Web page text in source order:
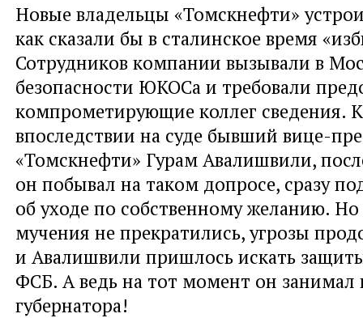
Новые владельцы «Томскнефти»
как сказали бы в сталинское время
Сотрудников компании вызывали в
безопасности ЮКОСа и требовали
компрометирующие коллег сведения.
впоследствии на суде бывший вице-
«Томскнефти» Гурам Авалишвили,
он побывал на таком допросе, сразу
об уходе по собственному желанию. Но
мучения не прекратились, угрозы
и Авалишвили пришлось искать
ФСБ. А ведь на тот момент он занимал
губернатора!